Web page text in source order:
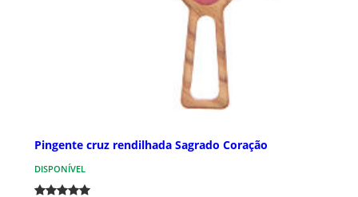
Pingente cruz rendilhada Sagrado Coração
DISPONÍVEL